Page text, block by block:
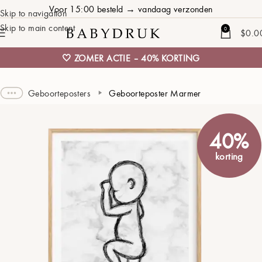
Skip to navigation
Skip to main content
Voor 15:00 besteld → vandaag verzonden
0 $
🤍 ZOMER ACTIE – 40% KORTING
SCHAAL 1:3 VAN
Geboorteposters Geboorteposter Marmer
40%
korting